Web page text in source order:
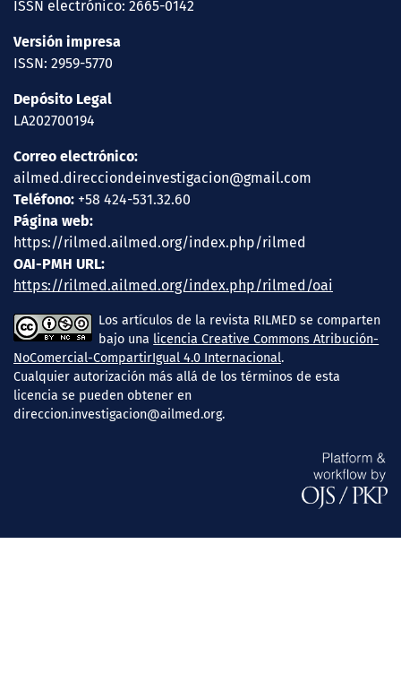
ISSN electrónico: 2665-0142
Versión impresa
ISSN: 2959-5770
Depósito Legal
LA202700194
Correo electrónico:
ailmed.direcciondeinvestigacion@gmail.com
Teléfono: +58 424-531.32.60
Página web:
https://rilmed.ailmed.org/index.php/rilmed
OAI-PMH URL:
https://rilmed.ailmed.org/index.php/rilmed/oai
Los artículos de la revista RILMED se comparten
bajo una licencia Creative Commons Atribución-
NoComercial-CompartirIgual 4.0 Internacional.
Cualquier autorización más allá de los términos de esta
licencia se pueden obtener en
direccion.investigacion@ailmed.org.